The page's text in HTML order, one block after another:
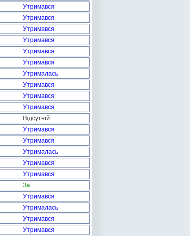
Утримався
Утримався
Утримався
Утримався
Утримався
Утримався
Утрималась
Утримався
Утримався
Утримався
Відсутній
Утримався
Утримався
Утрималась
Утримався
Утримався
За
Утримався
Утрималась
Утримався
Утримався